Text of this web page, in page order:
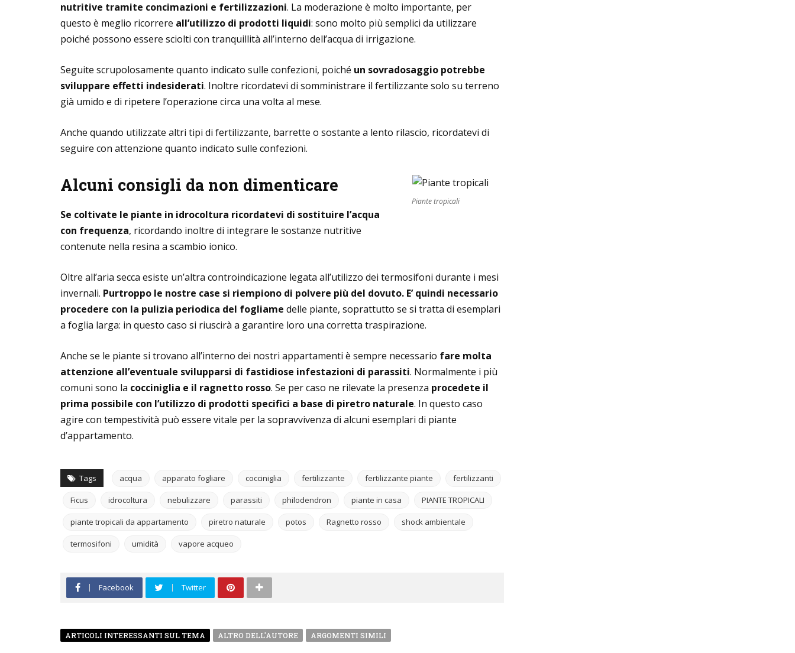
nutritive tramite concimazioni e fertilizzazioni. La moderazione è molto importante, per
questo è meglio ricorrere all’utilizzo di prodotti liquidi: sono molto più semplici da utilizzare
poiché possono essere sciolti con tranquillità all’interno dell’acqua di irrigazione.
Seguite scrupolosamente quanto indicato sulle confezioni, poiché un sovradosaggio potrebbe
sviluppare effetti indesiderati. Inoltre ricordatevi di somministrare il fertilizzante solo su terreno
già umido e di ripetere l’operazione circa una volta al mese.
Anche quando utilizzate altri tipi di fertilizzante, barrette o sostante a lento rilascio, ricordatevi di
seguire con attenzione quanto indicato sulle confezioni.
Piante tropicali
Alcuni consigli da non dimenticare
Se coltivate le piante in idrocoltura ricordatevi di sostituire l’acqua
con frequenza, ricordando inoltre di integrare le sostanze nutritive
contenute nella resina a scambio ionico.
Oltre all’aria secca esiste un’altra controindicazione legata all’utilizzo dei termosifoni durante i mesi
invernali. Purtroppo le nostre case si riempiono di polvere più del dovuto. E’ quindi necessario
procedere con la pulizia periodica del fogliame delle piante, soprattutto se si tratta di esemplari
a foglia larga: in questo caso si riuscirà a garantire loro una corretta traspirazione.
Anche se le piante si trovano all’interno dei nostri appartamenti è sempre necessario fare molta
attenzione all’eventuale svilupparsi di fastidiose infestazioni di parassiti. Normalmente i più
comuni sono la cocciniglia e il ragnetto rosso. Se per caso ne rilevate la presenza procedete il
prima possibile con l’utilizzo di prodotti specifici a base di piretro naturale. In questo caso
agire con tempestività può essere vitale per la sopravvivenza di alcuni esemplari di piante
d’appartamento.
Tags acqua apparato fogliare cocciniglia fertilizzante fertilizzante piante fertilizzanti
Ficus idrocoltura nebulizzare parassiti philodendron piante in casa PIANTE TROPICALI
piante tropicali da appartamento piretro naturale potos Ragnetto rosso shock ambientale
termosifoni umidità vapore acqueo
Facebook Twitter
ARTICOLI INTERESSANTI SUL TEMA ALTRO DELL'AUTORE ARGOMENTI SIMILI